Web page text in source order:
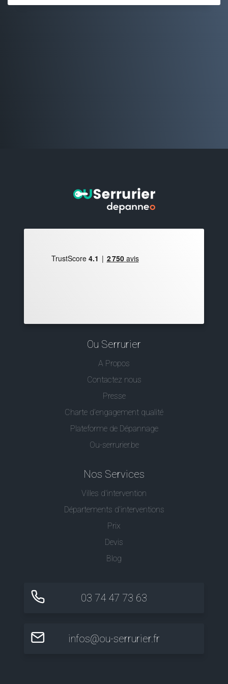
Ou Serrurier
A Propos
Contactez nous
Presse
Charte d’engagement qualité
Plateforme de Dépannage
Ou-serrurier.be
Nos Services
Villes d'intervention
Départements d'interventions
Prix
Devis
Blog
03 74 47 73 63
infos@ou-serrurier.fr